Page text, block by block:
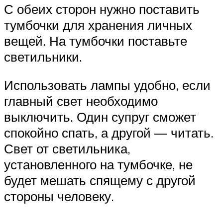
С обеих сторон нужно поставить
тумбочки для хранения личных
вещей. На тумбочки поставьте
светильники.
Использовать лампы удобно, если
главный свет необходимо
выключить. Один супруг сможет
спокойно спать, а другой — читать.
Свет от светильника,
установленного на тумбочке, не
будет мешать спящему с другой
стороны человеку.